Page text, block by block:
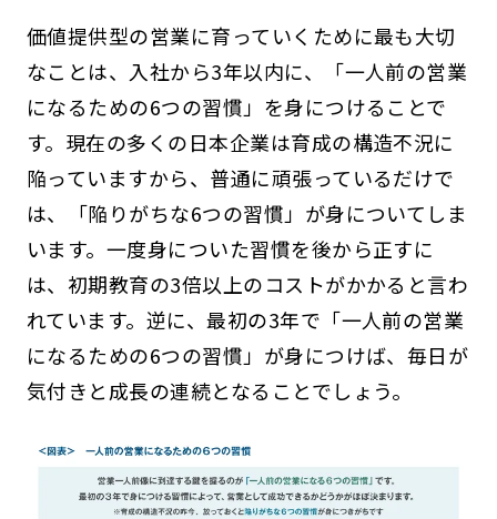
価値提供型の営業に育っていくために最も大切
なことは、入社から3年以内に、「一人前の営業
になるための6つの習慣」を身につけることで
す。現在の多くの日本企業は育成の構造不況に
陥っていますから、普通に頑張っているだけで
は、「陥りがちな6つの習慣」が身についてしま
います。一度身についた習慣を後から正すに
は、初期教育の3倍以上のコストがかかると言わ
れています。逆に、最初の3年で「一人前の営業
になるための6つの習慣」が身につけば、毎日が
気付きと成長の連続となることでしょう。